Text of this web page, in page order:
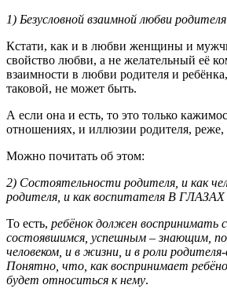
1) Безусловной взаимной любви
Кстати, как и в любви женщины и
свойство любви, а не желательный её
взаимности в любви родителя и
таковой, не может быть.
А если она и есть, то это только
отношениях, и иллюзии родителя, реже,
Можно почитать об этом:
2) Состоятельности родителя, и как
родителя, и как воспитателя В
То есть, ребёнок должен воспринимать
состоявшимся, успешным – знающим,
человеком, и в жизни, и в роли
Понятно, что, как воспринимает
будет относиться к нему.